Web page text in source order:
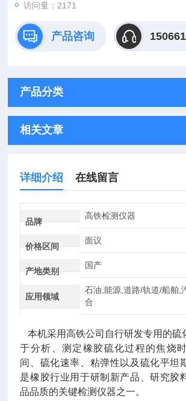
访问量：2171
产品咨询
产品分类
相关文章
详细介绍 在线留言
品牌
高铁检测仪器
价格区间
面议
产地类别
国产
应用领域
石油,能源,道路/轨道/船舶,
合
本机采用高铁公司自行研发专用的硫
于分析、测定橡胶硫化过程的焦烧
间、硫化速率、粘弹性以及硫化平坦
是橡胶行业用于研制新产品、研究胶
品品质的关键检测仪器之一。